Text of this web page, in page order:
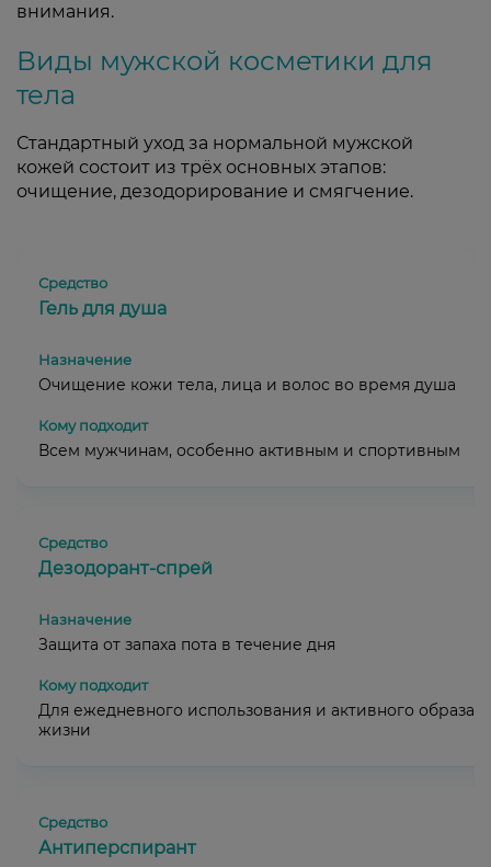
внимания.
Виды мужской косметики для
тела
Стандартный уход за нормальной мужской
кожей состоит из трёх основных этапов:
очищение, дезодорирование и смягчение.
Гель для душа
Очищение кожи тела, лица и волос во время душа
Всем мужчинам, особенно активным и спортивным
Дезодорант-спрей
Защита от запаха пота в течение дня
Для ежедневного использования и активного образа
жизни
Антиперспирант